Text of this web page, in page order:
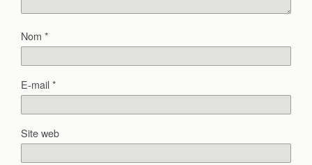
Nom *
E-mail*
Site web